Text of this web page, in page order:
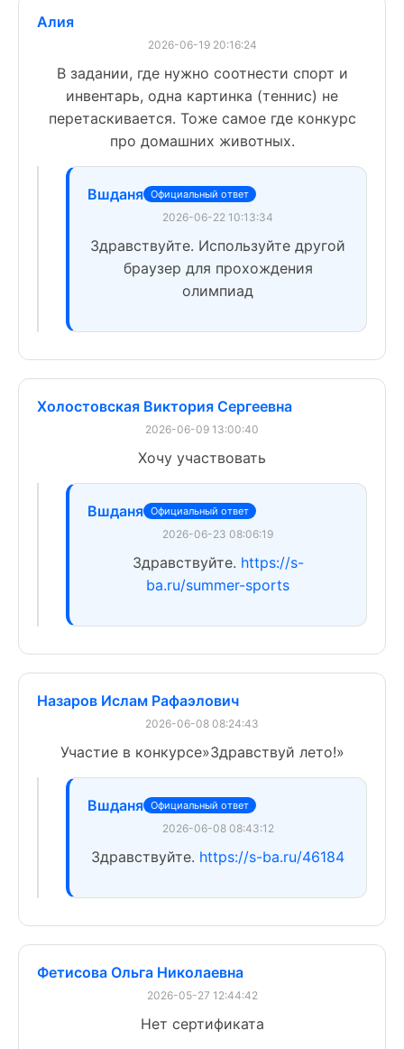
Алия
2026-06-19 20:16:24
В задании, где нужно соотнести спорт и
инвентарь, одна картинка (теннис) не
перетаскивается. Тоже самое где конкурс
про домашних животных.
Вшданя Официальный ответ
2026-06-22 10:13:34
Здравствуйте. Используйте другой
браузер для прохождения
олимпиад
Холостовская Виктория Сергеевна
2026-06-09 13:00:40
Хочу участвовать
Вшданя Официальный ответ
2026-06-23 08:06:19
Здравствуйте. https://s-
ba.ru/summer-sports
Назаров Ислам Рафаэлович
2026-06-08 08:24:43
Участие в конкурсе»Здравствуй лето!»
Вшданя Официальный ответ
2026-06-08 08:43:12
Здравствуйте. https://s-ba.ru/46184
Фетисова Ольга Николаевна
2026-05-27 12:44:42
Нет сертификата